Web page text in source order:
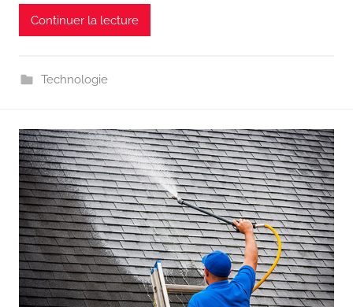
Continuer la lecture
Technologie